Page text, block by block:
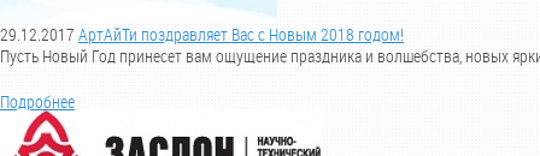
29.12.2017 АртАйТи поздравляет Вас с Новым 2018 годом!
Пусть Новый Год принесет вам ощущение праздника и волшебства, новых
Подробнее